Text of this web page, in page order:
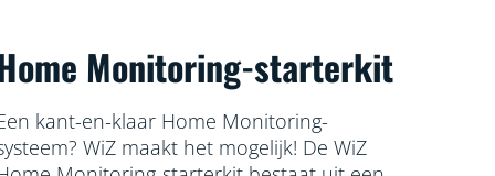
Monitoring-starterkit
kant-en-klaar Home Monitoring-
WiZ maakt het mogelijk! De WiZ